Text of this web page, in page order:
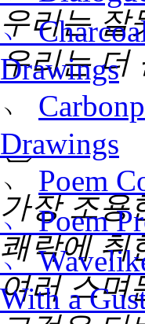
﹆
Drawings
﹆
Drawings
﹆ Poem
﹆ Poem
﹆
With a
우리는 잘
우리는 더
⏡
가장 조용
쾌락에 취
여러 스며